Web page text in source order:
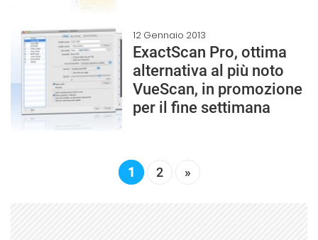
12 Gennaio 2013
ExactScan Pro, ottima
alternativa al più noto
VueScan, in promozione
per il fine settimana
1 2 »